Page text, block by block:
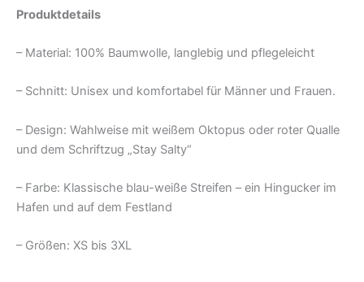
Produktdetails
– Material: 100% Baumwolle, langlebig und pflegeleicht
– Schnitt: Unisex und komfortabel für Männer und Frauen.
– Design: Wahlweise mit weißem Oktopus oder roter Qualle
und dem Schriftzug „Stay Salty“
– Farbe: Klassische blau-weiße Streifen – ein Hingucker im
Hafen und auf dem Festland
– Größen: XS bis 3XL